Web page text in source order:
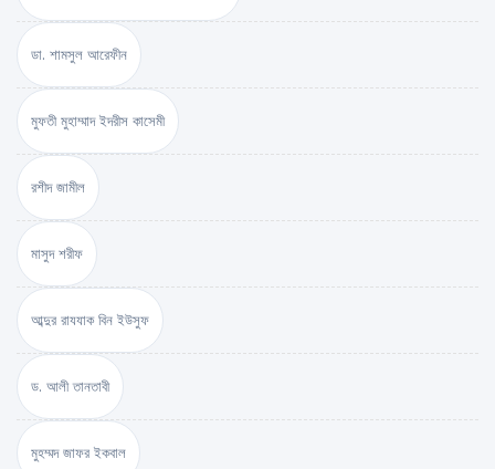
ডা. শামসুল আরেফীন
মুফতী মুহাম্মাদ ইদরীস কাসেমী
রশীদ জামীল
মাসুদ শরীফ
আব্দুর রাযযাক বিন ইউসুফ
ড. আলী তানতাবী
মুহম্মদ জাফর ইকবাল